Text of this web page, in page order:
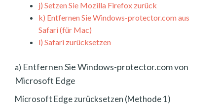
j) Setzen Sie Mozilla Firefox zurück
k) Entfernen Sie Windows-protector.com aus
Safari (für Mac)
l) Safari zurücksetzen
a) Entfernen Sie Windows-protector.com von
Microsoft Edge
Microsoft Edge zurücksetzen (Methode 1)